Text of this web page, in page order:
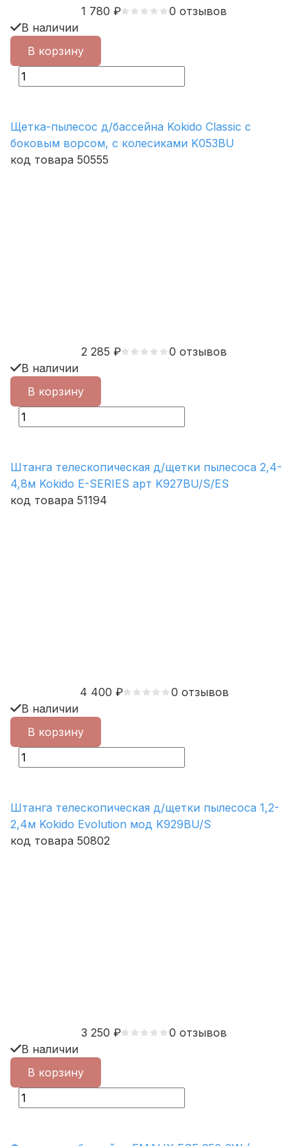
1 780 ₽
0 отзывов
В наличии
В корзину
Щетка-пылесос д/бассейна Kokido Classic с
боковым ворсом, с колесиками K053BU
код товара 50555
2 285 ₽
0 отзывов
В наличии
В корзину
Штанга телескопическая д/щетки пылесоса 2,4-
4,8м Kokido E-SERIES арт K927BU/S/ES
код товара 51194
4 400 ₽
0 отзывов
В наличии
В корзину
Штанга телескопическая д/щетки пылесоса 1,2-
2,4м Kokido Evolution мод K929BU/S
код товара 50802
3 250 ₽
0 отзывов
В наличии
В корзину